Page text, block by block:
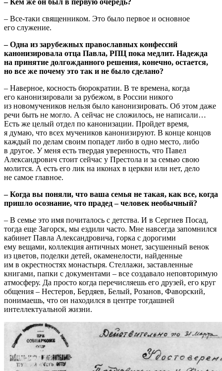
– Кем же он был в первую очередь?
– Все-таки священником. Это было первое и основное
его служение.
– Одна из зарубежных православных конфессий
канонизировала отца Павла, РПЦ пока медлит. Надежда
на принятие долгожданного решения, конечно, остается,
но все же почему это так и не было сделано?
– Наверное, косность бюрократии. В те времена, когда
его канонизировали за рубежом, в России никого
из новомучеников нельзя было канонизировать. Об этом даже
речи быть не могло. А сейчас не сложилось, не написали…
Есть же целый отдел по канонизации. Пройдет время,
я думаю, что всех мучеников канонизируют. В конце концов
каждый по делам своим попадет либо в одно место, либо
в другое. У меня есть твердая уверенность, что Павел
Александрович стоит сейчас у Престола и за семью свою
молится. А есть его лик на иконах в церкви или нет, дело
не самое главное.
– Когда вы поняли, что ваша семья не такая, как все, когда
пришло осознание, что прадед – человек необычный?
– В семье это имя почиталось с детства. И в Сергиев Посад,
тогда еще Загорск, мы ездили часто. Мне навсегда запомнился
кабинет Павла Александровича, горка с дорогими
ему вещами, коллекция античных монет, засушенный венок
из цветов, поделки детей, окаменелости, найденные
им в окрестностях монастыря. Стеллажи, заставленные
книгами, папки с документами – все создавало неповторимую
атмосферу. Да просто когда перечисляешь его друзей, его круг
общения – Нестеров, Бердяев, Белый, Розанов, Фаворский,
понимаешь, что он находился в центре тогдашней
интеллектуальной жизни.